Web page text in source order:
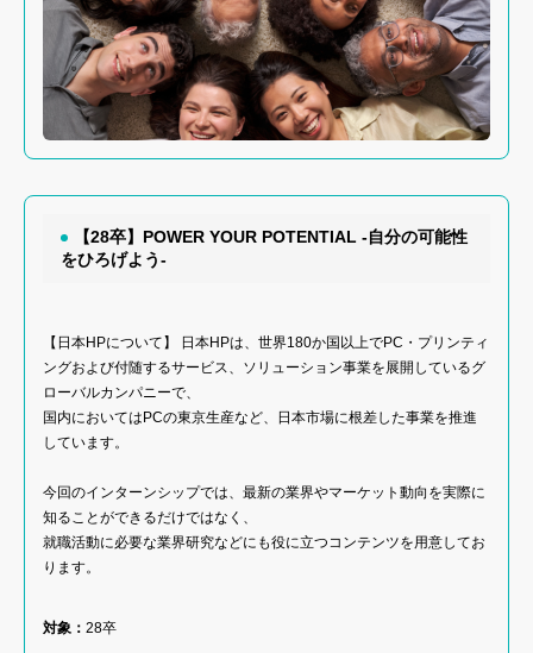
【28卒】POWER YOUR POTENTIAL -自分の可能性
をひろげよう‐
【日本HPについて】 日本HPは、世界180か国以上でPC・プリンティ
ングおよび付随するサービス、ソリューション事業を展開しているグ
ローバルカンパニーで、
国内においてはPCの東京生産など、日本市場に根差した事業を推進
しています。
今回のインターンシップでは、最新の業界やマーケット動向を実際に
知ることができるだけではなく、
就職活動に必要な業界研究などにも役に立つコンテンツを用意してお
ります。
対象： 28卒